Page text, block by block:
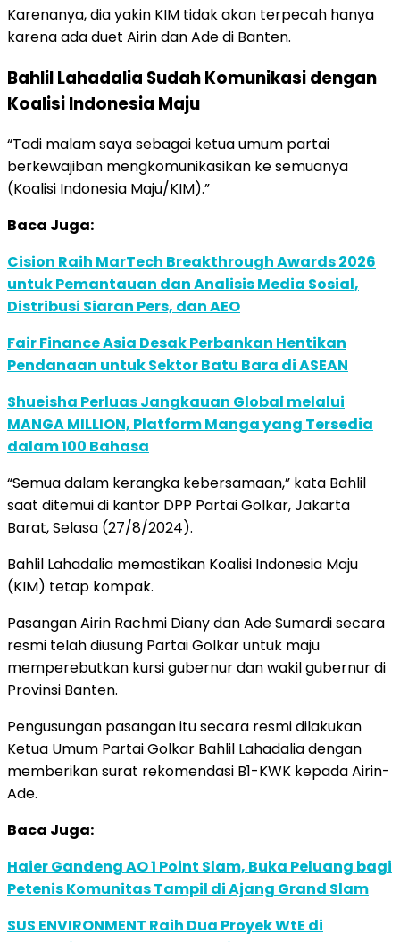
Karenanya, dia yakin KIM tidak akan terpecah hanya
karena ada duet Airin dan Ade di Banten.
Bahlil Lahadalia Sudah Komunikasi dengan
Koalisi Indonesia Maju
“Tadi malam saya sebagai ketua umum partai
berkewajiban mengkomunikasikan ke semuanya
(Koalisi Indonesia Maju/KIM).”
Baca Juga:
Cision Raih MarTech Breakthrough Awards 2026
untuk Pemantauan dan Analisis Media Sosial,
Distribusi Siaran Pers, dan AEO
Fair Finance Asia Desak Perbankan Hentikan
Pendanaan untuk Sektor Batu Bara di ASEAN
Shueisha Perluas Jangkauan Global melalui
MANGA MILLION, Platform Manga yang Tersedia
dalam 100 Bahasa
“Semua dalam kerangka kebersamaan,” kata Bahlil
saat ditemui di kantor DPP Partai Golkar, Jakarta
Barat, Selasa (27/8/2024).
Bahlil Lahadalia memastikan Koalisi Indonesia Maju
(KIM) tetap kompak.
Pasangan Airin Rachmi Diany dan Ade Sumardi secara
resmi telah diusung Partai Golkar untuk maju
memperebutkan kursi gubernur dan wakil gubernur di
Provinsi Banten.
Pengusungan pasangan itu secara resmi dilakukan
Ketua Umum Partai Golkar Bahlil Lahadalia dengan
memberikan surat rekomendasi B1-KWK kepada Airin-
Ade.
Baca Juga:
Haier Gandeng AO 1 Point Slam, Buka Peluang bagi
Petenis Komunitas Tampil di Ajang Grand Slam
SUS ENVIRONMENT Raih Dua Proyek WtE di